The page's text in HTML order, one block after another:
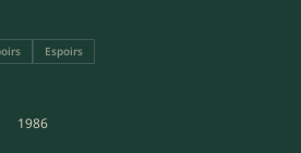
Espoirs
1986